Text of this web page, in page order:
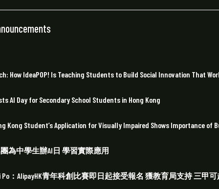
How IdeaPOP! Is Teaching Students to Build Social Innovation That
AI Day for Secondary School Students in Hong Kong
Kong Student’s Application for Visually Impaired Shows Importance of
團為中學生辦AI日 學習實際應用
Po：AlipayHK青年科創比賽即日起接受報名 獲教育局支持 三甲